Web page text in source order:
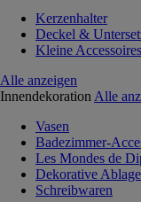
Kerzenhalter
Deckel &
Kleine Accessoires
Alle anzeigen
Innendekoration Alle
Vasen
Badezimmer-
Les Mondes de
Dekorative Ablage
Schreibwaren